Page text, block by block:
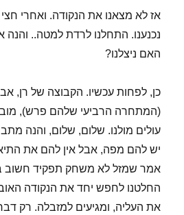
אז לא מצאנו את הנקודה. ואחרי
נכנענו. התחלנו לרדת למטה.. והנה
האם ניצלנו?
כן, לפחות עכשיו. הקבוצה של רן,
(המתחרה הרביעי שלהם פרש),
עולים מולנו. שלום, שלום, והנה
יש להם מפה, אבל אין להם את
אמר שמזל לא משחק תפקיד חשוב
החלטנו לחפש יחד את הנקודה
את העליה, ומגיעים למזבלה. רק